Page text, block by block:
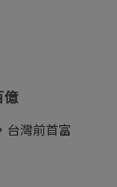
億
台灣前首富